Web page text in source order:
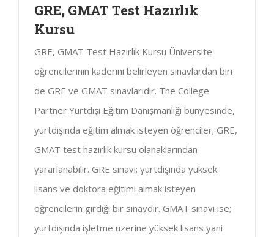
GRE, GMAT Test Hazırlık
Kursu
GRE, GMAT Test Hazırlık Kursu Üniversite
öğrencilerinin kaderini belirleyen sınavlardan biri
de GRE ve GMAT sınavlarıdır. The College
Partner Yurtdışı Eğitim Danışmanlığı bünyesinde,
yurtdışında eğitim almak isteyen öğrenciler; GRE,
GMAT test hazırlık kursu olanaklarından
yararlanabilir. GRE sınavı; yurtdışında yüksek
lisans ve doktora eğitimi almak isteyen
öğrencilerin girdiği bir sınavdır. GMAT sınavı ise;
yurtdışında işletme üzerine yüksek lisans yani